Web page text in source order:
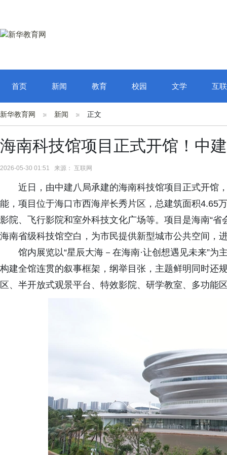
首页 新闻 教育 校园 文学 互
新华教育网 新闻 正文
海南科技馆项目正式开馆！中
2026-05-30 01:51 来源： 互联网
近日，由中建八局承建的海南科技馆项目正式开馆
能，项目位于海口市西海岸长秀片区，总建筑面积4.65
影院、飞行影院和室外科技文化广场等。项目是海南“
海南省级科技馆空白，为市民提供新型城市公共空间，
馆内展览以“星辰大海－在海南·让创想遇见未来”为
构建全馆连贯的叙事框架，纲举目张，主题鲜明同时还
区、半开放式观景平台、特效影院、研学教室、多功能